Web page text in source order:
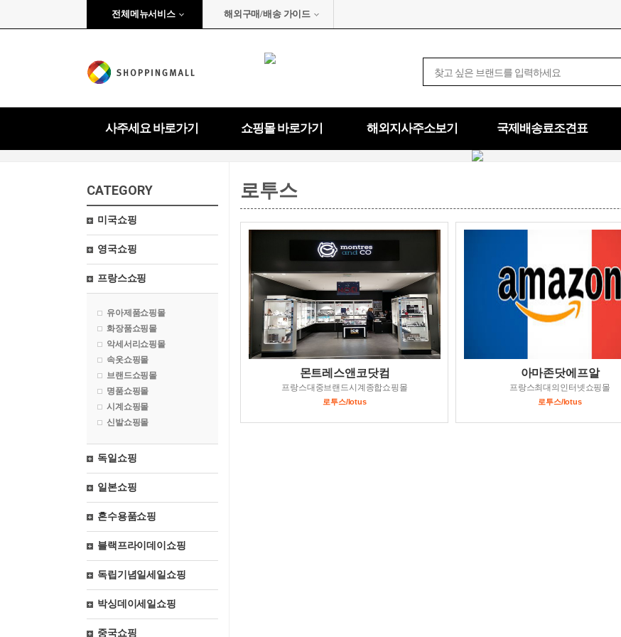
전체메뉴서비스 해외구매/배송 가이드
사주세요 바로가기 쇼핑몰 바로가기 해외지사주소보기 국제배송료조견표
CATEGORY
미국쇼핑
영국쇼핑
프랑스쇼핑
유아제품쇼핑몰
화장품쇼핑몰
악세서리쇼핑몰
속옷쇼핑몰
브랜드쇼핑몰
명품쇼핑몰
시계쇼핑몰
신발쇼핑몰
독일쇼핑
일본쇼핑
혼수용품쇼핑
블랙프라이데이쇼핑
독립기념일세일쇼핑
박싱데이세일쇼핑
중국쇼핑
로투스
몬트레스앤코닷컴
프랑스대중브랜드시계종합쇼핑몰
로투스/lotus
아마존닷에프알
프랑스최대의인터넷쇼핑몰
로투스/lotus